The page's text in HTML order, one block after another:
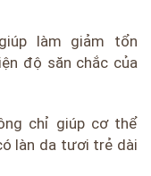
làm giảm tổn
độ săn chắc của
chỉ giúp cơ thể
làn da tươi trẻ dài